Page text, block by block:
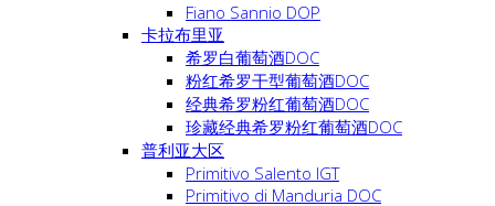
Fiano Sannio DOP
卡拉布里亚
希罗白葡萄酒DOC
粉红希罗干型葡萄酒DOC
经典希罗粉红葡萄酒DOC
珍藏经典希罗粉红葡萄酒DOC
普利亚大区
Primitivo Salento IGT
Primitivo di Manduria DOC